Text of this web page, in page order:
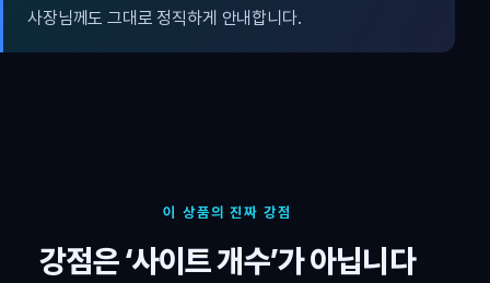
사장님께도 그대로 정직하게 안내합니다.
이 상품의 진짜 강점
강점은 ‘사이트 개수’가 아닙니다